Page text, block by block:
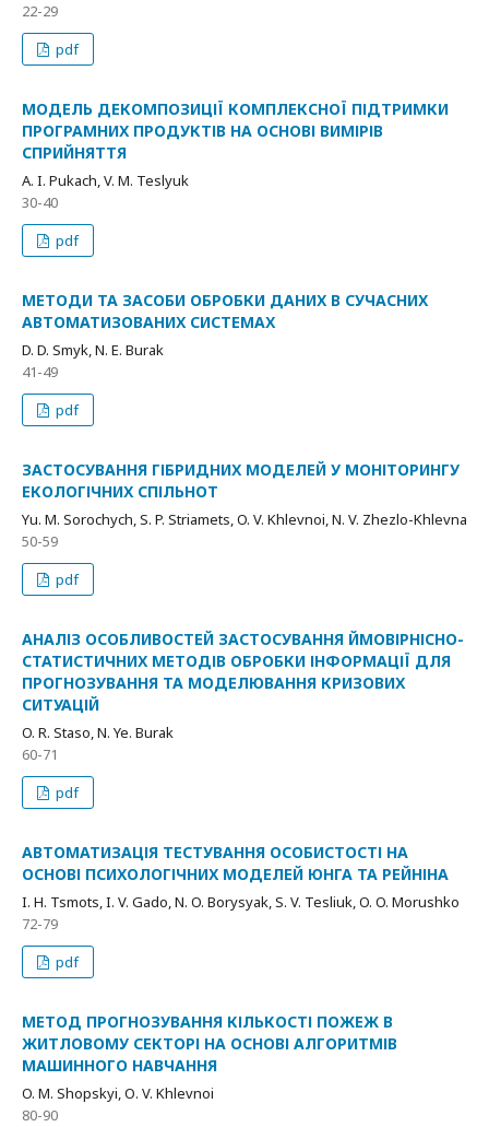
22-29
pdf
МОДЕЛЬ ДЕКОМПОЗИЦІЇ КОМПЛЕКСНОЇ ПІДТРИМКИ
ПРОГРАМНИХ ПРОДУКТІВ НА ОСНОВІ ВИМІРІВ
СПРИЙНЯТТЯ
A. I. Pukach, V. M. Teslyuk
30-40
pdf
МЕТОДИ ТА ЗАСОБИ ОБРОБКИ ДАНИХ В СУЧАСНИХ
АВТОМАТИЗОВАНИХ СИСТЕМАХ
D. D. Smyk, N. E. Burak
41-49
pdf
ЗАСТОСУВАННЯ ГІБРИДНИХ МОДЕЛЕЙ У МОНІТОРИНГУ
ЕКОЛОГІЧНИХ СПІЛЬНОТ
Yu. M. Sorochych, S. P. Striamets, O. V. Khlevnoi, N. V. Zhezlo-Khlevna
50-59
pdf
АНАЛІЗ ОСОБЛИВОСТЕЙ ЗАСТОСУВАННЯ ЙМОВІРНІСНО-
СТАТИСТИЧНИХ МЕТОДІВ ОБРОБКИ ІНФОРМАЦІЇ ДЛЯ
ПРОГНОЗУВАННЯ ТА МОДЕЛЮВАННЯ КРИЗОВИХ
СИТУАЦІЙ
O. R. Staso, N. Ye. Burak
60-71
pdf
АВТОМАТИЗАЦІЯ ТЕСТУВАННЯ ОСОБИСТОСТІ НА
ОСНОВІ ПСИХОЛОГІЧНИХ МОДЕЛЕЙ ЮНГА ТА РЕЙНІНА
I. H. Tsmots, I. V. Gado, N. O. Borysyak, S. V. Tesliuk, O. O. Morushko
72-79
pdf
МЕТОД ПРОГНОЗУВАННЯ КІЛЬКОСТІ ПОЖЕЖ В
ЖИТЛОВОМУ СЕКТОРІ НА ОСНОВІ АЛГОРИТМІВ
МАШИННОГО НАВЧАННЯ
O. M. Shopskyi, О. V. Khlevnoi
80-90